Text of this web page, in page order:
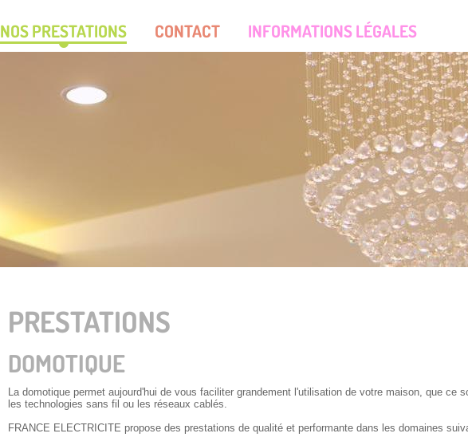
NOS PRESTATIONS CONTACT INFORMATIONS LÉGALES
PRESTATIONS
DOMOTIQUE
La domotique permet aujourd'hui de vous faciliter grandement l'utilisation de votre maison, que ce
les technologies sans fil ou les réseaux cablés.
FRANCE ELECTRICITE propose des prestations de qualité et performante dans les domaines